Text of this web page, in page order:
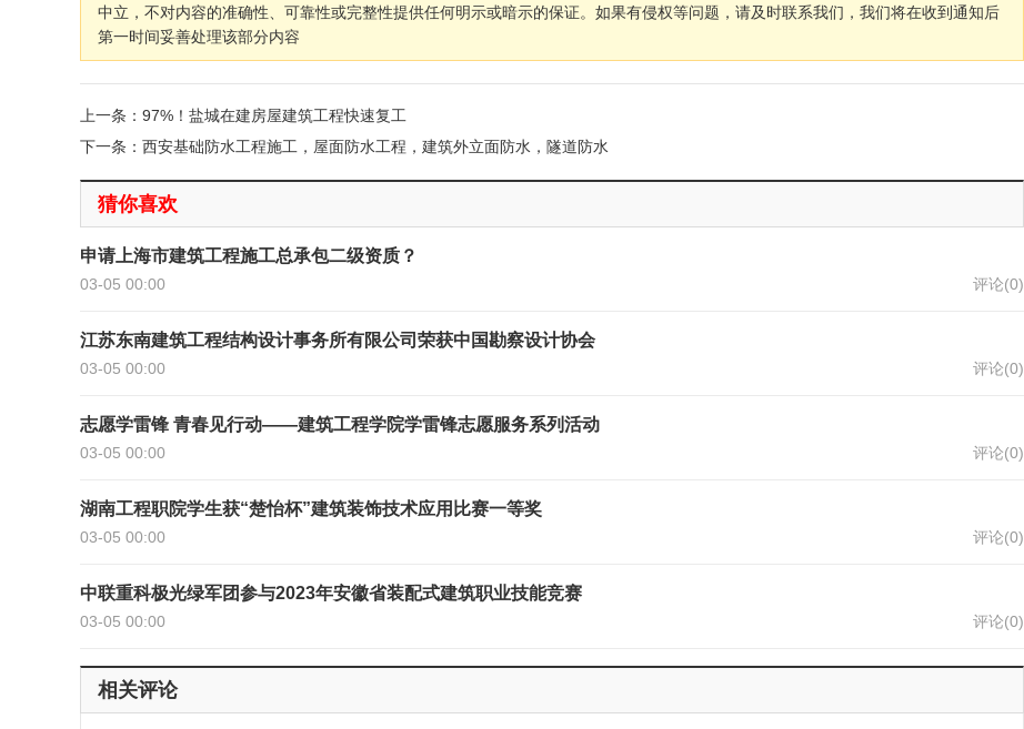
中立，不对内容的准确性、可靠性或完整性提供任何明示或暗示的保证。如果有侵权等问题，请及时联系我们，我们将在收到通知后
第一时间妥善处理该部分内容
上一条：97%！盐城在建房屋建筑工程快速复工
下一条：西安基础防水工程施工，屋面防水工程，建筑外立面防水，隧道防水
猜你喜欢
申请上海市建筑工程施工总承包二级资质？
03-05 00:00 评论(0)
江苏东南建筑工程结构设计事务所有限公司荣获中国勘察设计协会
03-05 00:00 评论(0)
志愿学雷锋 青春见行动——建筑工程学院学雷锋志愿服务系列活动
03-05 00:00 评论(0)
湖南工程职院学生获“楚怡杯”建筑装饰技术应用比赛一等奖
03-05 00:00 评论(0)
中联重科极光绿军团参与2023年安徽省装配式建筑职业技能竞赛
03-05 00:00 评论(0)
相关评论